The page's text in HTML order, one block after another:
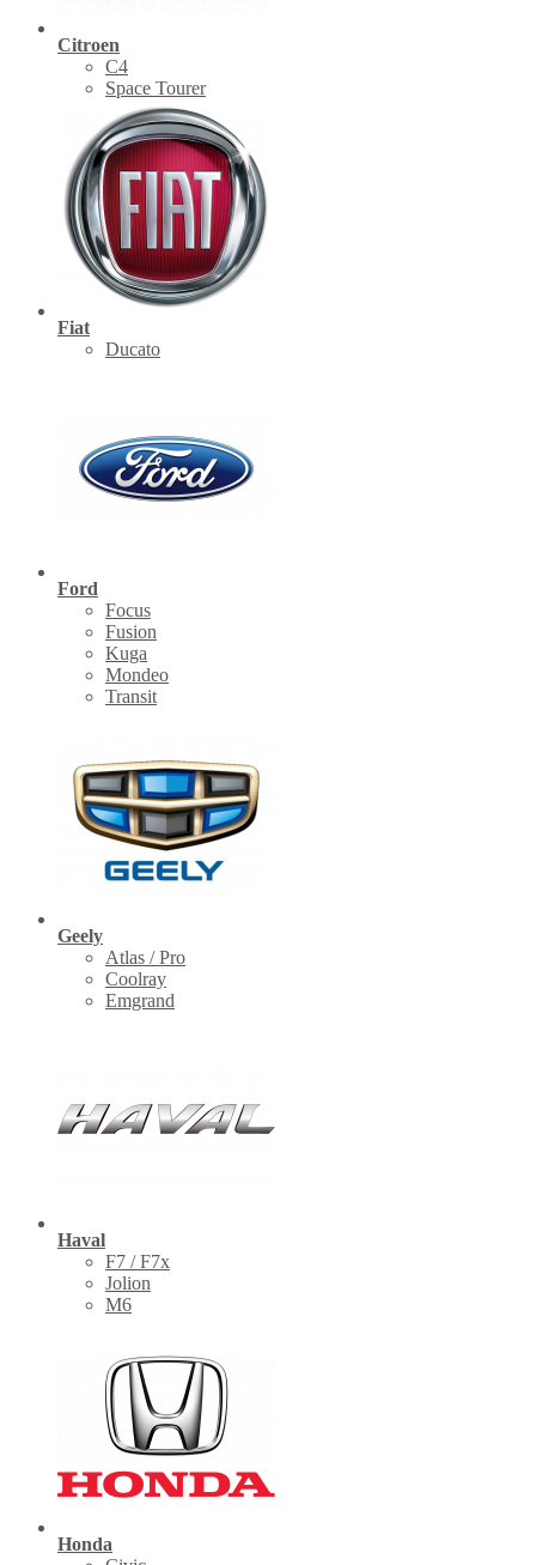
Citroen
C4
Space Tourer
Fiat
Ducato
Ford
Focus
Fusion
Kuga
Mondeo
Transit
Geely
Atlas / Pro
Coolray
Emgrand
Haval
F7 / F7x
Jolion
M6
Honda